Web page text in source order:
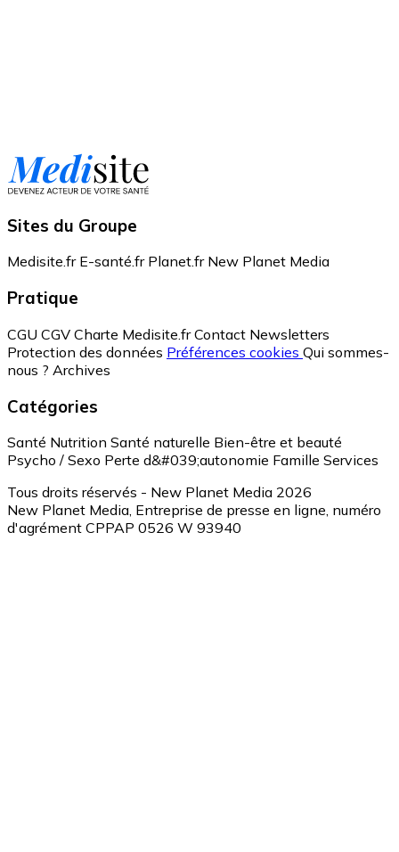
Sites du Groupe
Medisite.fr E-santé.fr Planet.fr New Planet Media
Pratique
CGU CGV Charte Medisite.fr Contact Newsletters
Protection des données Préférences cookies Qui sommes-
nous ? Archives
Catégories
Santé Nutrition Santé naturelle Bien-être et beauté
Psycho / Sexo Perte d&#039;autonomie Famille Services
Tous droits réservés - New Planet Media 2026
New Planet Media, Entreprise de presse en ligne, numéro
d'agrément CPPAP 0526 W 93940